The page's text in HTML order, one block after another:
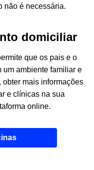
não é necessária.
domiciliar
que os pais e o
um ambiente familiar e
mais informações
e clínicas na sua
online.